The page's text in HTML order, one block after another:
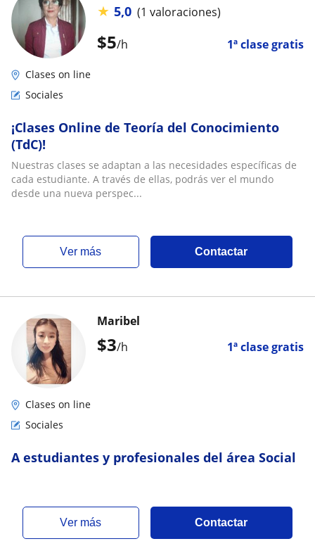
$5/h 1ª clase gratis
★ 5,0 (1 valoraciones)
Clases on line
Sociales
¡Clases Online de Teoría del Conocimiento
(TdC)!
Nuestras clases se adaptan a las necesidades específicas de
cada estudiante. A través de ellas, podrás ver el mundo
desde una nueva perspec...
ver más Contactar
$3/h 1ª clase gratis
Maribel
Clases on line
Sociales
A estudiantes y profesionales del área Social
ver más Contactar